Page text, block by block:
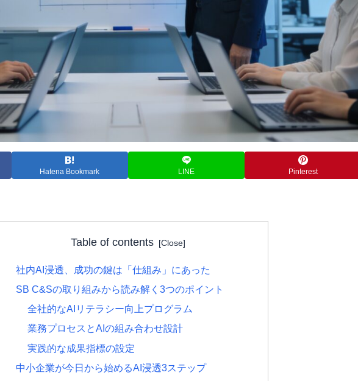
Hatena Bookmark LINE Pinterest
Table of contents
社内AI浸透、成功の鍵は「仕組み」にあった
SB C&Sの取り組みから読み解く3つのポイント
全社的なAIリテラシー向上プログラム
業務プロセスとAIの組み合わせ設計
実践的な成果指標の設定
中小企業が今日から始めるAI浸透3ステップ